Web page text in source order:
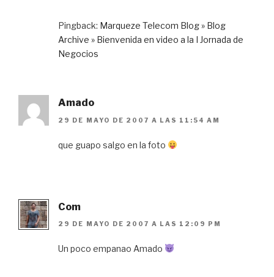
Pingback: Marqueze Telecom Blog » Blog
Archive » Bienvenida en video a la I Jornada de
Negocios
Amado
29 DE MAYO DE 2007 A LAS 11:54 AM
que guapo salgo en la foto
Com
29 DE MAYO DE 2007 A LAS 12:09 PM
Un poco empanao Amado